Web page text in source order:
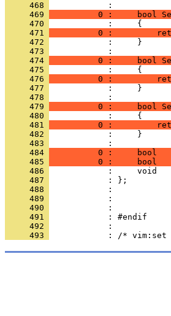
     468
     469
0 :     bool
     470
     471
0 :
     472
            :     }
     473
     474
0 :     bool
     475
     476
0 :
     477
            :     }
     478
     479
0 :     bool
     480
     481
0 :
     482
            :     }
     483
            :
     484
0 :     bool
     485
0 :     bool
     486
     487
     488
     489
     490
     491
     492
     493